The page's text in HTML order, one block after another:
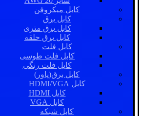
کابل میکروفن
کابل برق
کابل برق متری
کابل برق حلقه
کابل فلت
کابل فلت طوسی
کابل فلت رنگی
کابل برق(پاور)
کابل HDMI/VGA
کابل HDMI
کابل VGA
کابل شبکه